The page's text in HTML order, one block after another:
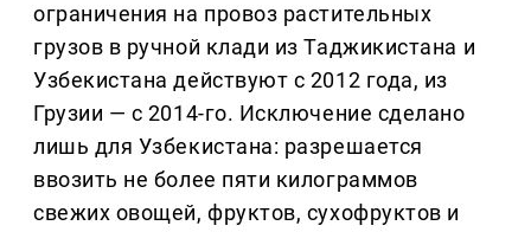
ограничения на провоз растительных
грузов в ручной клади из Таджикистана и
Узбекистана действуют с 2012 года, из
Грузии — с 2014-го. Исключение сделано
лишь для Узбекистана: разрешается
ввозить не более пяти килограммов
свежих овощей, фруктов, сухофруктов и